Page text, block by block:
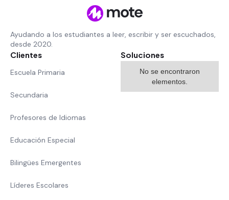
Ayudando a los estudiantes a leer, escribir y ser escuchados,
desde 2020.
Clientes
Escuela Primaria
Secundaria
Profesores de Idiomas
Educación Especial
Bilingües Emergentes
Líderes Escolares
Soluciones
No se encontraron
elementos.